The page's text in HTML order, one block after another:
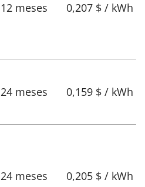
12 meses 0,207 $ / kWh
24 meses 0,159 $ / kWh
24 meses 0,205 $ / kWh